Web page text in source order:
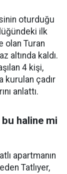
oturduğu
ilk
olan Turan
altında kaldı.
4 kişi,
kurulan çadır
anlattı.
haline mi
apartmanın
Tatlıyer,